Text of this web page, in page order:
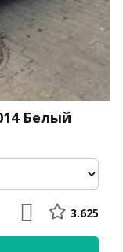
Белый
3.625